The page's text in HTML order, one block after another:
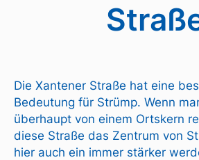
Die Xantener Straße hat eine
Bedeutung für Strümp. Wenn
überhaupt von einem Ortskern
diese Straße das Zentrum von
hier auch ein immer stärker